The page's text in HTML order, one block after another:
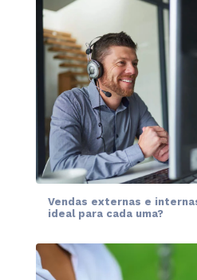
Vendas externas e
ideal para cada uma?